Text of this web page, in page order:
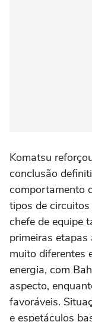
Komatsu
conclusão
comportamento
tipos de
chefe de equipe
primeiras
muito diferentes
energia, com
aspecto,
favoráveis.
e espetáculos